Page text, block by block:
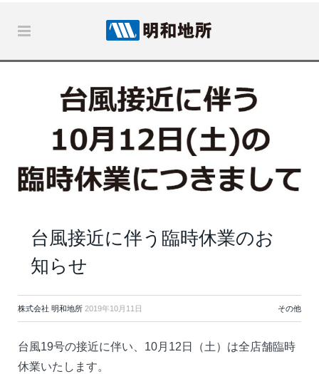
台風接近に伴う臨時休業のお
知らせ
株式会社 明和地所 2019年10月11日 その他
台風19号の接近に伴い、10月12日（土）は全店舗臨時
休業いたします。